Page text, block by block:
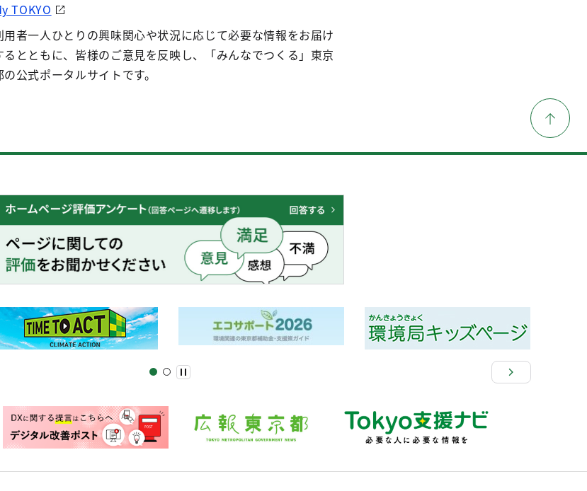
TOKYO
用者一人ひとりの興味関心や状況に応じて必要な情報をお届け
るとともに、皆様のご意見を反映し、「みんなでつくる」東京
の公式ポータルサイトです。